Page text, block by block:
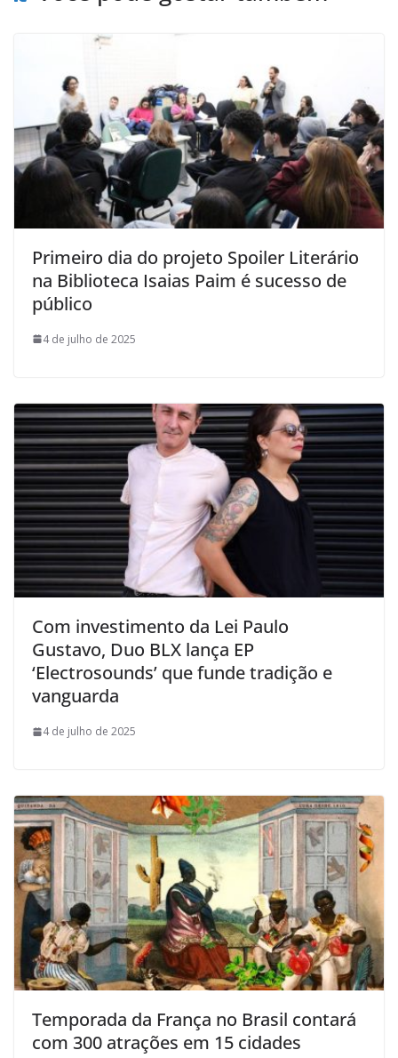
Primeiro dia do projeto Spoiler Literário
na Biblioteca Isaias Paim é sucesso de
público
4 de julho de 2025
Com investimento da Lei Paulo
Gustavo, Duo BLX lança EP
‘Electrosounds’ que funde tradição e
vanguarda
4 de julho de 2025
Temporada da França no Brasil contará
com 300 atrações em 15 cidades